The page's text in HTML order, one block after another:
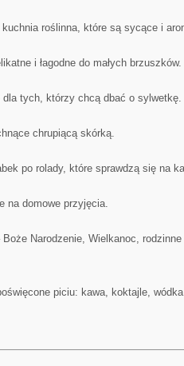
kuchnia roślinna, które są sycące i
i łagodne do małych brzuszków.
dla tych, którzy chcą dbać o sylwetkę.
chrupiącą skórką.
po rolady, które sprawdzą się na
na domowe przyjęcia.
Narodzenie, Wielkanoc,
piciu: kawa, koktajle,